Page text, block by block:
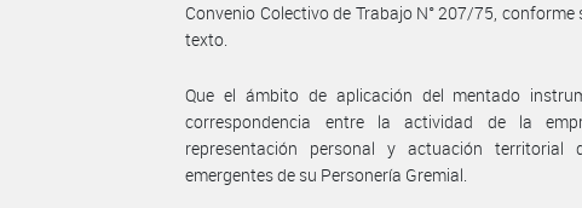
Convenio Colectivo de Trabajo N° 207/75,
texto.
Que el ámbito de aplicación del mentado
correspondencia entre la actividad de la
representación personal y actuación
emergentes de su Personería Gremial.